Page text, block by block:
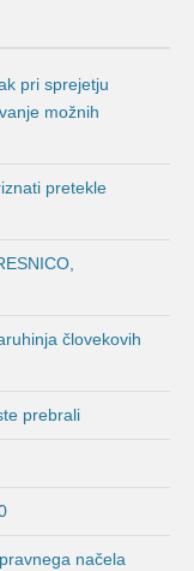
pri sprejetju
možnih
pretekle
človekovih
prebrali
načela